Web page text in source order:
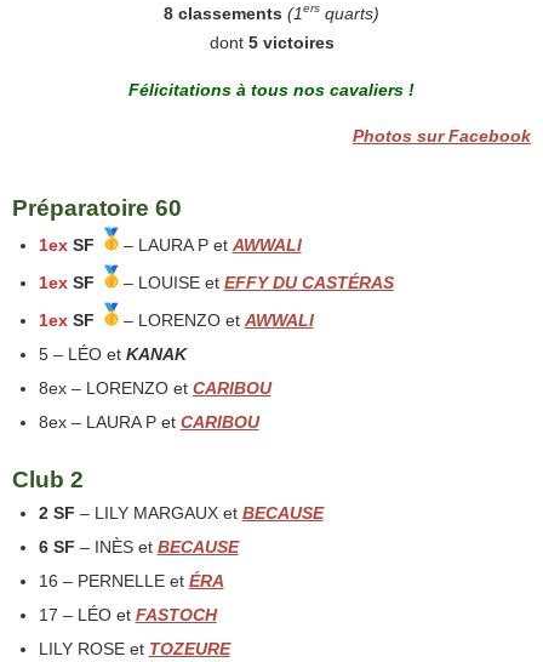
8 classements (1ers quarts)
dont 5 victoires
Félicitations à tous nos cavaliers !
Photos sur Facebook
Préparatoire 60
1ex SF – LAURA P et AWWALI
1ex SF – LOUISE et EFFY DU CASTÉRAS
1ex SF – LORENZO et AWWALI
5 – LÉO et KANAK
8ex – LORENZO et CARIBOU
8ex – LAURA P et CARIBOU
Club 2
2 SF – LILY MARGAUX et BECAUSE
6 SF – INÈS et BECAUSE
16 – PERNELLE et ÉRA
17 – LÉO et FASTOCH
LILY ROSE et TOZEURE